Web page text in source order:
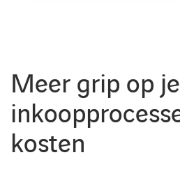
NIEUWS & INSPIRATIE
Nieuws
Meer grip op je
kosten